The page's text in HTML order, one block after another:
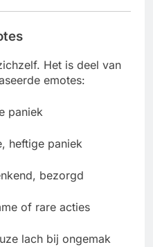
Het is deel van
emotes:
paniek
heftige paniek
bezorgd
of rare acties
lach bij ongemak